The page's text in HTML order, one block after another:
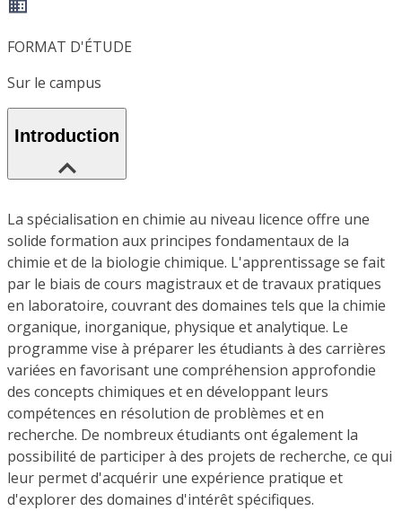
FORMAT D'ÉTUDE
Sur le campus
Introduction
La spécialisation en chimie au niveau licence offre une
solide formation aux principes fondamentaux de la
chimie et de la biologie chimique. L'apprentissage se fait
par le biais de cours magistraux et de travaux pratiques
en laboratoire, couvrant des domaines tels que la chimie
organique, inorganique, physique et analytique. Le
programme vise à préparer les étudiants à des carrières
variées en favorisant une compréhension approfondie
des concepts chimiques et en développant leurs
compétences en résolution de problèmes et en
recherche. De nombreux étudiants ont également la
possibilité de participer à des projets de recherche, ce qui
leur permet d'acquérir une expérience pratique et
d'explorer des domaines d'intérêt spécifiques.